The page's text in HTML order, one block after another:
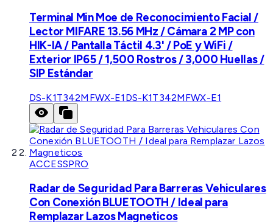
Terminal Min Moe de Reconocimiento Facial /
Lector MIFARE 13.56 MHz / Cámara 2 MP con
HIK-IA / Pantalla Táctil 4.3' / PoE y WiFi /
Exterior IP65 / 1,500 Rostros / 3,000 Huellas /
SIP Estándar
DS-K1T342MFWX-E1 DS-K1T342MFWX-E1
ACCESSPRO
Radar de Seguridad Para Barreras Vehiculares
Con Conexión BLUETOOTH / Ideal para
Remplazar Lazos Magneticos